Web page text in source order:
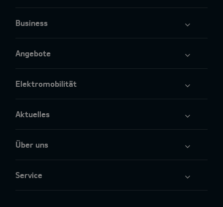
Business
Angebote
Elektromobilität
Aktuelles
Über uns
Service